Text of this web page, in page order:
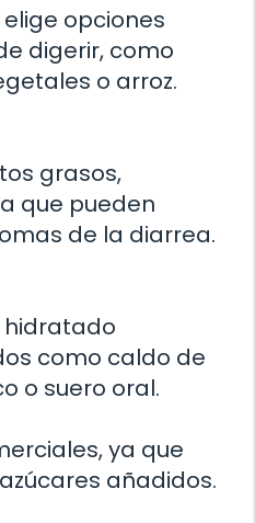
opciones
digerir, como
o arroz.
grasos,
que pueden
de la diarrea.
hidratado
como caldo de
o suero oral.
ya que
añadidos.